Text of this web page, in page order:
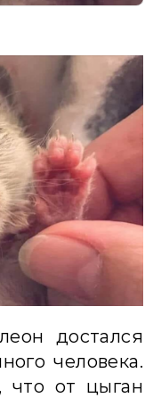
достался
человека.
что от цыган